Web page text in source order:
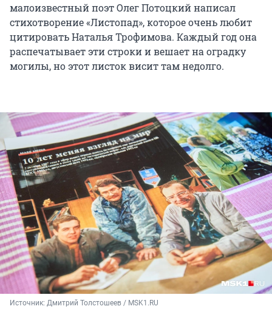
малоизвестный поэт Олег Потоцкий написал
стихотворение «Листопад», которое очень любит
цитировать Наталья Трофимова. Каждый год она
распечатывает эти строки и вешает на оградку
могилы, но этот листок висит там недолго.
Источник: Дмитрий Толстошеев / MSK1.RU